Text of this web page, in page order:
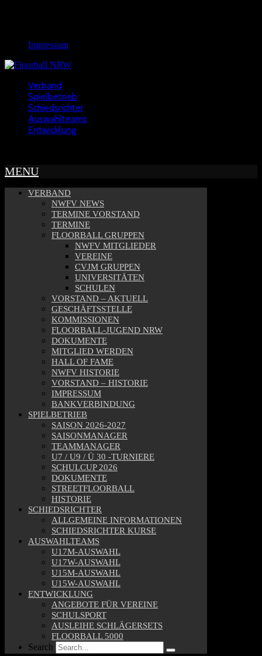
Impressum
Verband
Spielbetrieb
Schiedsrichter
Auswahlteams
Entwicklung
MENU
VERBAND
NWFV NEWS
TERMINE VORSTAND
TERMINE
FLOORBALL GRUPPEN
NWFV MITGLIEDER
VEREINE
CVJM GRUPPEN
UNIVERSITÄTEN
SCHULEN
VORSTAND – AKTUELL
GESCHÄFTSSTELLE
KOMMISSIONEN
FLOORBALL-JUGEND NRW
DOKUMENTE
MITGLIED WERDEN
HALL OF FAME
NWFV HISTORIE
VORSTAND – HISTORIE
IMPRESSUM
BANKVERBINDUNG
SPIELBETRIEB
SAISON 2026-2027
SAISONMANAGER
TEAMMANAGER
U7 / U9 / Ü 30 -TURNIERE
SCHULCUP 2026
DOKUMENTE
STREETFLOORBALL
HISTORIE
SCHIEDSRICHTER
ALLGEMEINE INFORMATIONEN
SCHIEDSRICHTER KURSE
AUSWAHLTEAMS
U17M-AUSWAHL
U17W-AUSWAHL
U15M-AUSWAHL
U15W-AUSWAHL
ENTWICKLUNG
ANGEBOTE FÜR VEREINE
SCHULSPORT
AUSLEIHE SCHLÄGERSETS
FLOORBALL 5000
Search